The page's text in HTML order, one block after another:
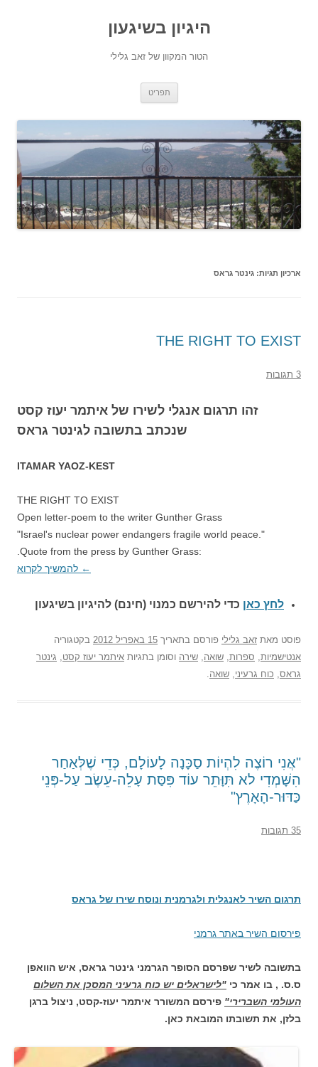
היגיון בשיגעון
הטור המקוון של זאב גלילי
תפריט
ארכיון תגיות: גינטר גראס
THE RIGHT TO EXIST
3 תגובות
זהו תרגום אנגלי לשירו של איתמר יעוז קסט
שנכתב בתשובה לגינטר גראס
ITAMAR YAOZ-KEST
THE RIGHT TO EXIST
Open letter-poem to the writer Gunther Grass
"Israel's nuclear power endangers fragile world peace."
.Quote from the press by Gunther Grass:
←
לחץ כאן כדי להירשם כמנוי (חינם) להיגיון בשיגעון
פוסט מאת זאב גלילי פורסם בתאריך 15 באפריל 2012
בקטגוריה
אנטישמיות ספרות שואה שירה וסומן בתגיות איתמר יעוז קסט
גינטר
גראס כוח גרעיני שואה
"אֲנִי רוֹצֶה לִהְיוֹת סַכָּנָה לָעוֹלָם, כְּדֵי שֶׁלְּאַחַר
הִשָּׁמְדִי לא תִּוָּתֵר עוֹד פִּסַּת עָלֵה-עֵשֶׂב עַל-פְּנֵי
כַּדּוּר-הָאָרֶץ"
35 תגובות
תרגום השיר לאנגלית ולגרמנית ונוסח שירו של גראס
פירסום השיר באתר גרמני
בתשובה לשיר שפרסם הסופר הגרמני גינטר גראס, איש הוואפן
ס.ס. , בו אמר כי "לישראלים יש כוח גרעיני המסכן את השלום
העולמי השברירי" פירסם המשורר איתמר יעוז-קסט, ניצול ברגן
בלזן, את תשובתו המובאת כאן.